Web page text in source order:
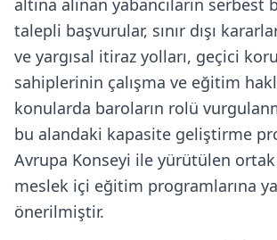
altına alınan yabancıların serbest
talepli başvurular, sınır dışı
ve yargısal itiraz yolları, geçici
sahiplerinin çalışma ve eğitim
konularda baroların rolü
bu alandaki kapasite geliştirme
Avrupa Konseyi ile yürütülen ortak
meslek içi eğitim programlarına
önerilmiştir.